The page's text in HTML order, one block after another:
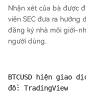
Nhận xét của bà được
viên SEC đưa ra hướng
đăng ký nhà môi giới-
người dùng.
BTCUSD hiện giao
đồ: TradingView